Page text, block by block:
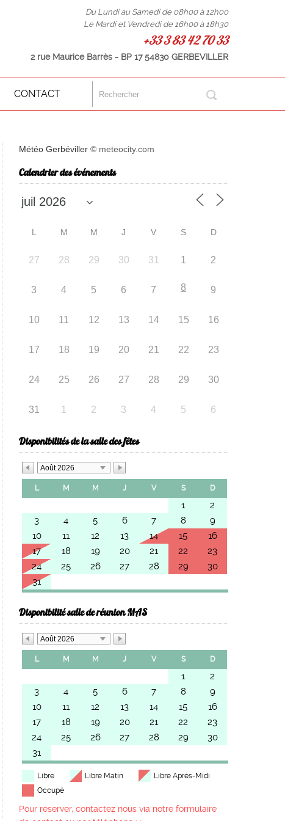
Du Lundi au Samedi de 08h00 à 12h00
Le Mardi et Vendredi de 16h00 à 18h30
+33 3 83 42 70 33
2 rue Maurice Barrès - BP 17 54830 GERBEVILLER
CONTACT
Météo Gerbéviller © meteocity.com
Calendrier des événements
L M M J V S D
27 28 29 30 31 1 2
3 4 5 6 7 8 9
10 11 12 13 14 15 16
17 18 19 20 21 22 23
24 25 26 27 28 29 30
31 1 2 3 4 5 6
Disponibilités de la salle des fêtes
Août 2026
L M M J V S D
1
2
3
4 5 6 7 8
9
10
11 12 13 14 15
16
17
18 19 20 21 22
23
24
25 26 27 28 29
30
31
Disponibilité salle de réunion MAS
Août 2026
L M M J V S D
1
2
3
4 5 6 7 8
9
10
11 12 13 14 15
16
17
18 19 20 21 22
23
24
25 26 27 28 29
30
31
Libre Libre Matin
Libre Après-Midi
Occupé
Pour réserver, contactez nous via notre formulaire